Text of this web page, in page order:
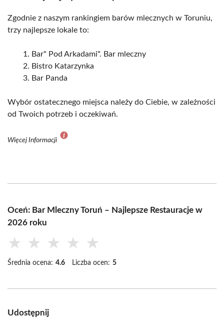
Zgodnie z naszym rankingiem barów mlecznych w Toruniu,
trzy najlepsze lokale to:
Bar" Pod Arkadami". Bar mleczny
Bistro Katarzynka
Bar Panda
Wybór ostatecznego miejsca należy do Ciebie, w zależności
od Twoich potrzeb i oczekiwań.
Więcej Informacji
Oceń: Bar Mleczny Toruń – Najlepsze Restauracje w
2026 roku
★ ★ ★ ★ ★
Średnia ocena: 4.6 Liczba ocen: 5
Udostępnij